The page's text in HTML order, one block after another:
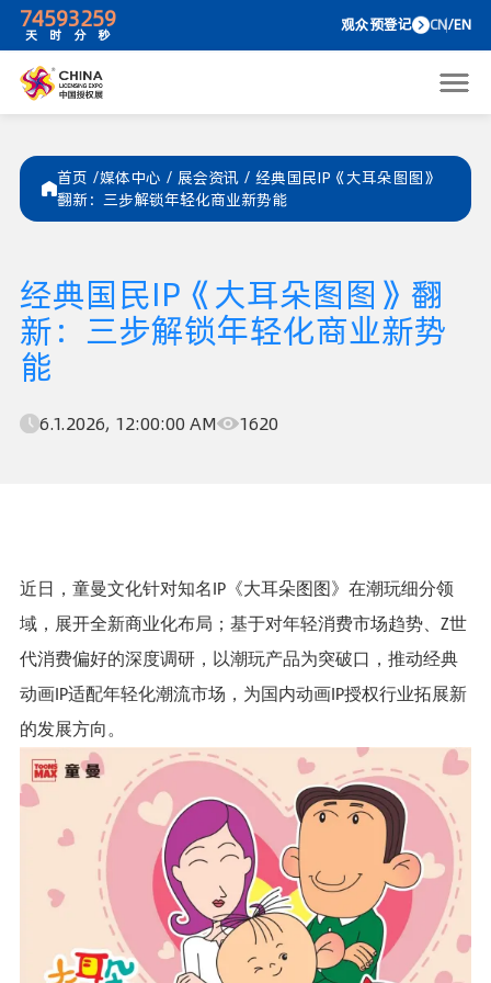
74
天
59
时
32
分
59 观众预
首页 /媒体中心 / 展会资讯 / 经典国民IP《大耳朵图图》
翻新：三步解锁年轻化商业新势能
经典国民IP《大耳朵图图》翻
新：三步解锁年轻化商业新势
能
6.1.2026, 12:00:00 AM 1620
近日，童曼文化针对知名 IP《大耳朵图图》在潮玩细分领
域，展开全新商业化布局；基于对年轻消费市场趋势、 Z世
代消费偏好的深度调研，以潮玩产品为突破口，推动经典
动画 IP适配年轻化潮流市场，为国内动画 IP授权行业拓展新
的发展方向。